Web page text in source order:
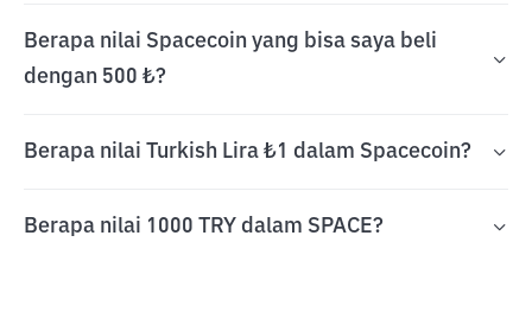
Berapa nilai Spacecoin yang bisa saya beli
dengan 500 ₺?
Berapa nilai Turkish Lira ₺1 dalam Spacecoin?
Berapa nilai 1000 TRY dalam SPACE?